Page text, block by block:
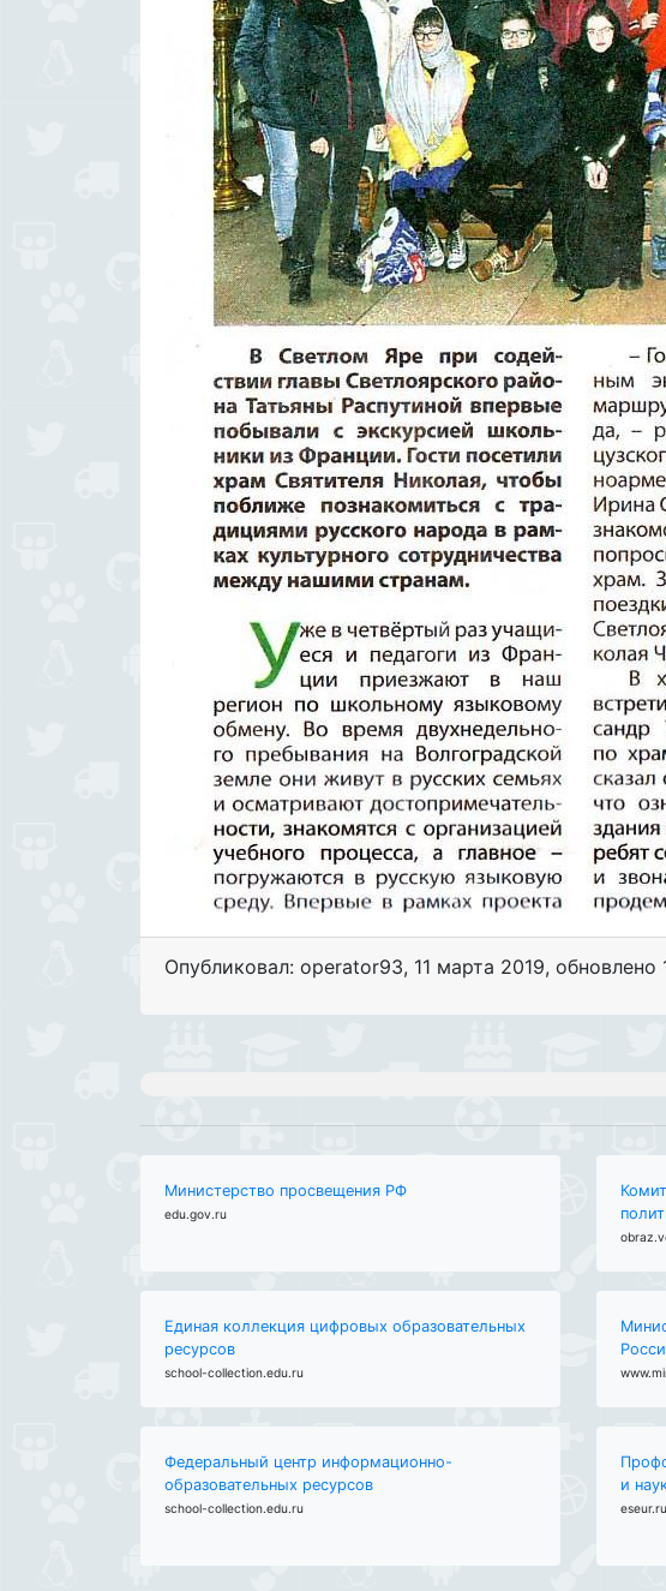
Опубликовал: operator93, 11 марта 2019, обновлено
Министерство просвещения РФ
edu.gov.ru
Единая коллекция цифровых образовательных
ресурсов
school-collection.edu.ru
Федеральный центр информационно-
образовательных ресурсов
school-collection.edu.ru
и
eseur.ru